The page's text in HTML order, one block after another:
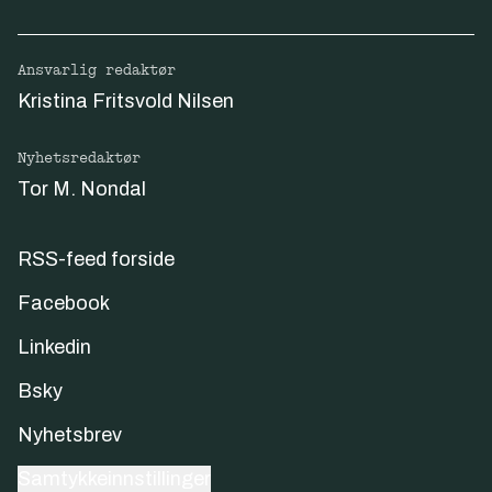
Ansvarlig redaktør
Kristina Fritsvold Nilsen
Nyhetsredaktør
Tor M. Nondal
RSS-feed forside
Facebook
Linkedin
Bsky
Nyhetsbrev